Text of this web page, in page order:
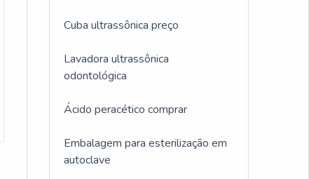
Cuba ultrassônica preço
Lavadora ultrassônica
odontológica
Ácido peracético comprar
Embalagem para esterilização em
autoclave